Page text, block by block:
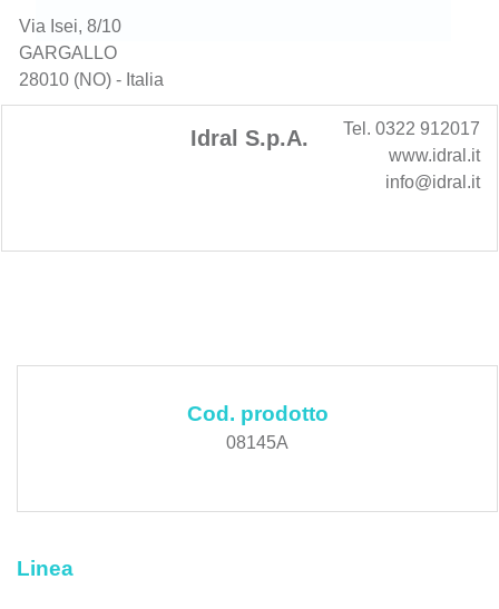
Idral S.p.A.
Via Isei, 8/10
GARGALLO
28010 (NO) - Italia
Tel. 0322 912017
www.idral.it
info@idral.it
Cod. prodotto
08145A
Linea